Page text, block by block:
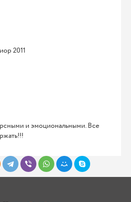
2011
и эмоциональными. Все